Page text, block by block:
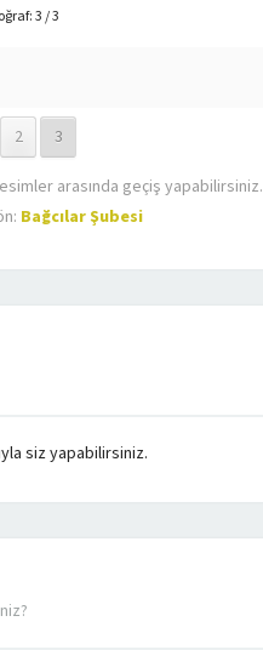
3 / 3
2 3
arasında geçiş yapabilirsiniz.
Bağcılar Şubesi
siz yapabilirsiniz.